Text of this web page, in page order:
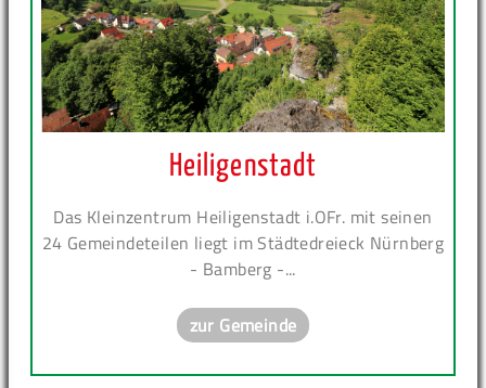
Heiligenstadt
Das Kleinzentrum Heiligenstadt i.OFr. mit seinen
24 Gemeindeteilen liegt im Städtedreieck Nürnberg
- Bamberg -...
zur Gemeinde